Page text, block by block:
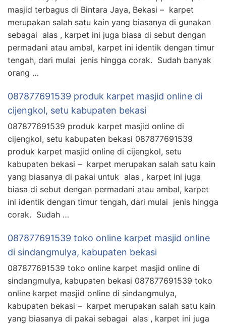
masjid terbagus di Bintara Jaya, Bekasi – karpet
merupakan salah satu kain yang biasanya di gunakan
sebagai alas , karpet ini juga biasa di sebut dengan
permadani atau ambal, karpet ini identik dengan timur
tengah, dari mulai jenis hingga corak. Sudah banyak
orang …
087877691539 produk karpet masjid online di
cijengkol, setu kabupaten bekasi
087877691539 produk karpet masjid online di
cijengkol, setu kabupaten bekasi 087877691539
produk karpet masjid online di cijengkol, setu
kabupaten bekasi – karpet merupakan salah satu kain
yang biasanya di pakai untuk alas , karpet ini juga
biasa di sebut dengan permadani atau ambal, karpet
ini identik dengan timur tengah, dari mulai jenis hingga
corak. Sudah …
087877691539 toko online karpet masjid online
di sindangmulya, kabupaten bekasi
087877691539 toko online karpet masjid online di
sindangmulya, kabupaten bekasi 087877691539 toko
online karpet masjid online di sindangmulya,
kabupaten bekasi – karpet merupakan salah satu kain
yang biasanya di pakai sebagai alas , karpet ini juga